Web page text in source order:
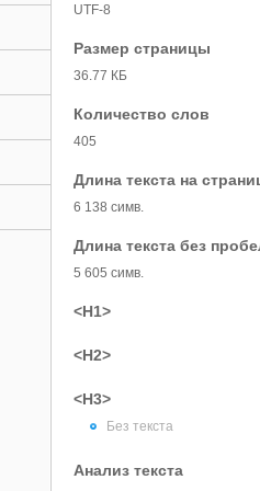
UTF-8
Размер страницы
36.77 КБ
Количество слов
405
Длина текста на
6 138 симв.
Длина текста без
5 605 симв.
<H1>
<H2>
<H3>
Без текста
Анализ текста